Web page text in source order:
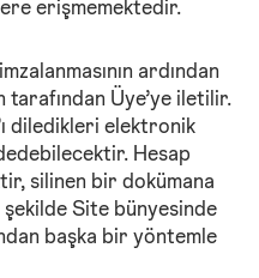
erişmemektedir.
ardından
tarafından Üye’ye iletilir.
diledikleri elektronik
Hesap
silinen bir dokümana
Site bünyesinde
başka bir yöntemle